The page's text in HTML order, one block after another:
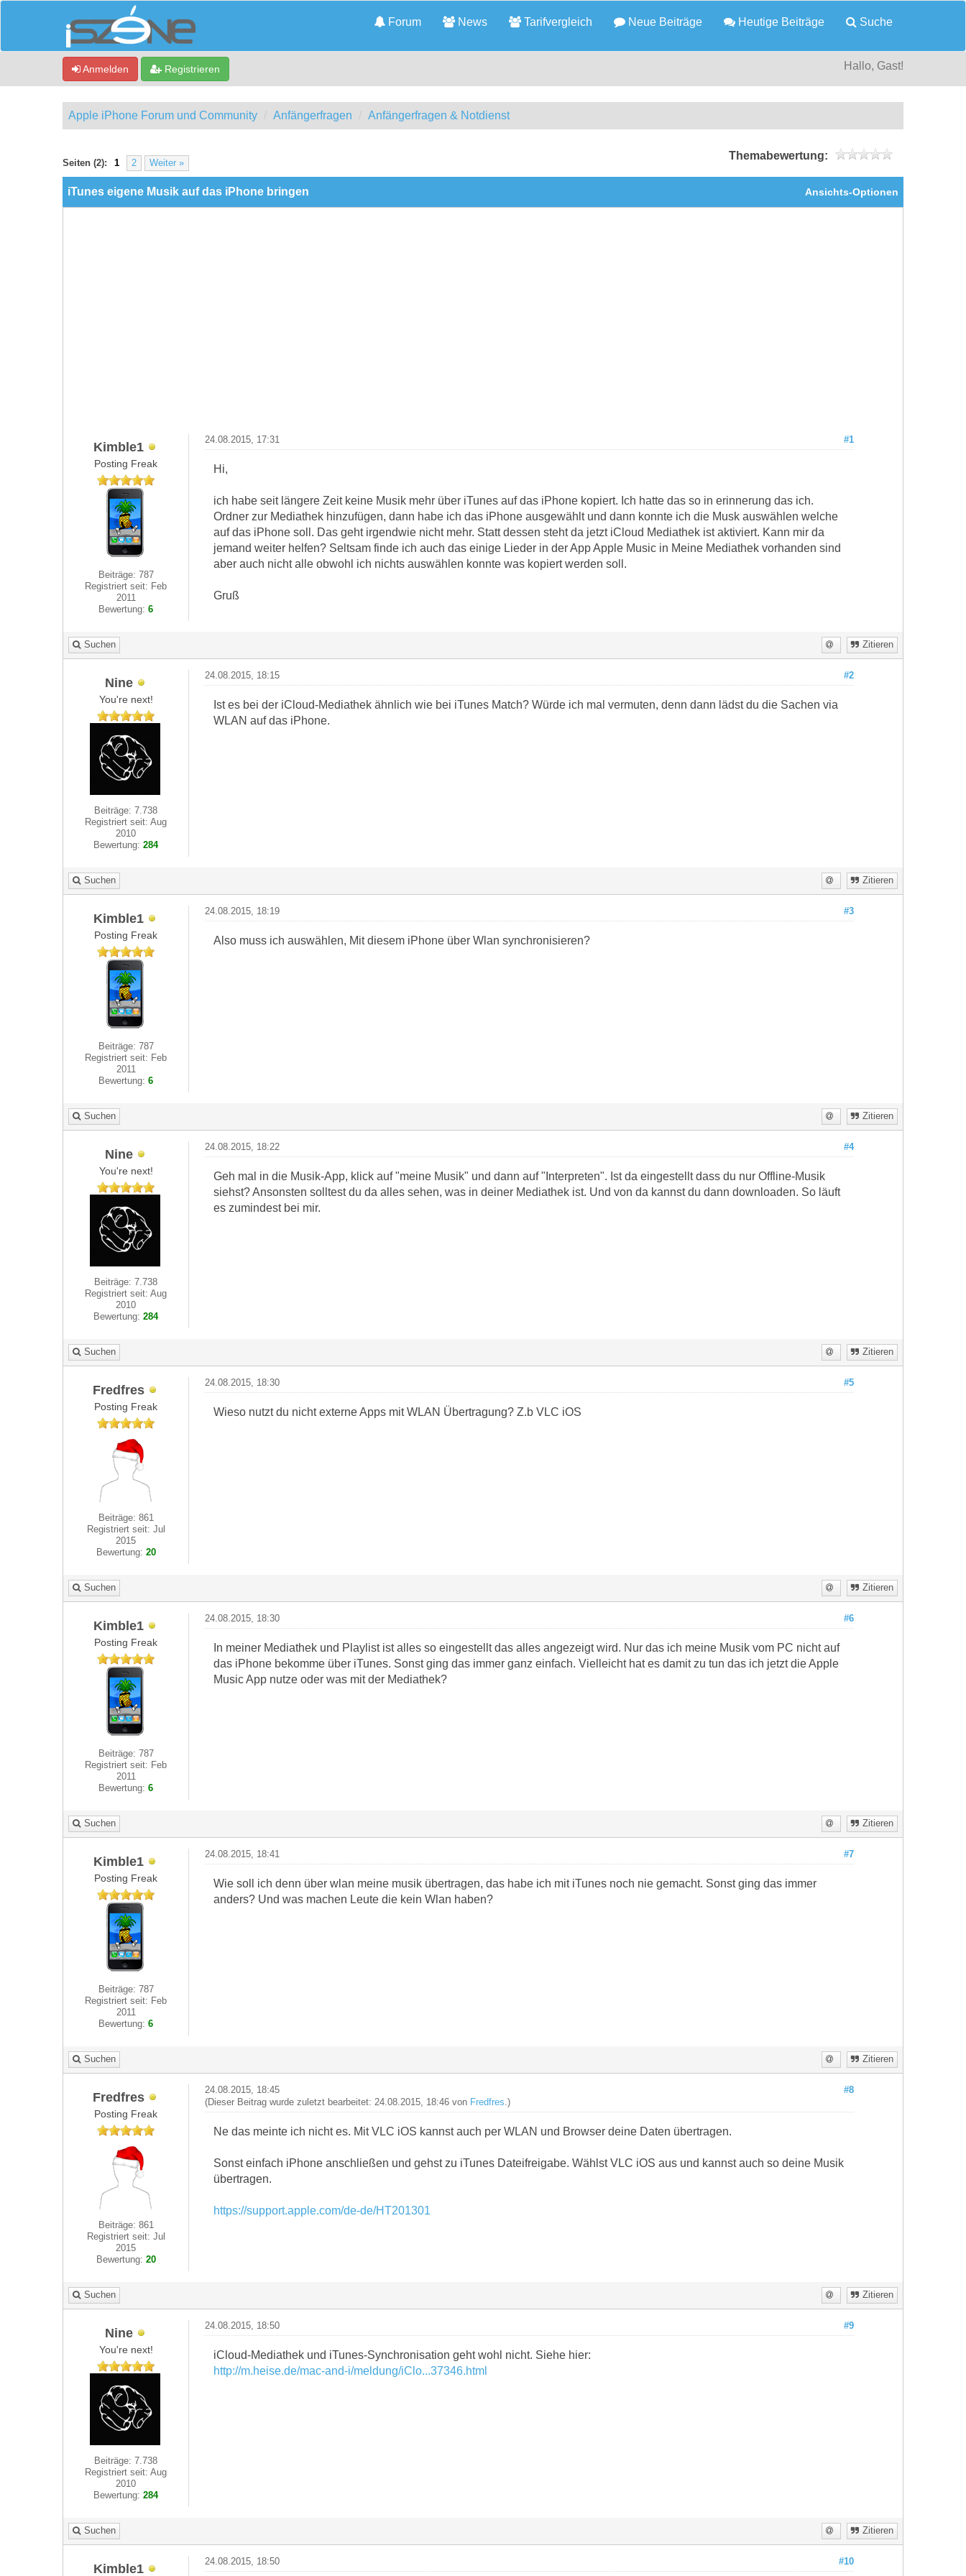
Forum News Tarifvergleich Neue Beiträge Heutige Beiträge Suche
Anmelden Registrieren Hallo, Gast!
Apple iPhone Forum und Community Anfängerfragen Anfängerfragen & Notdienst
Seiten (2): 1 2 Weiter »
Themabewertung:
0 Bewertung(en) - 0 im Durchschnitt
Ansichts-Optionen
iTunes eigene Musik auf das iPhone bringen
Kimble1
Posting Freak
Beiträge: 787
Registriert seit: Feb
2011
Bewertung:6
#1
24.08.2015, 17:31
Hi,
ich habe seit längere Zeit keine Musik mehr über iTunes auf das iPhone kopiert. Ich hatte das so in erinnerung das ich.
Ordner zur Mediathek hinzufügen, dann habe ich das iPhone ausgewählt und dann konnte ich die Musk auswählen welche
auf das iPhone soll. Das geht irgendwie nicht mehr. Statt dessen steht da jetzt iCloud Mediathek ist aktiviert. Kann mir da
jemand weiter helfen? Seltsam finde ich auch das einige Lieder in der App Apple Music in Meine Mediathek vorhanden sind
aber auch nicht alle obwohl ich nichts auswählen konnte was kopiert werden soll.
Gruß
Suchen Zitieren
Nine
You're next!
Beiträge: 7.738
Registriert seit: Aug
2010
Bewertung:284
#2
24.08.2015, 18:15
Ist es bei der iCloud-Mediathek ähnlich wie bei iTunes Match? Würde ich mal vermuten, denn dann lädst du die Sachen via
WLAN auf das iPhone.
Suchen Zitieren
Kimble1
Posting Freak
Beiträge: 787
Registriert seit: Feb
2011
Bewertung:6
#3
24.08.2015, 18:19
Also muss ich auswählen, Mit diesem iPhone über Wlan synchronisieren?
Suchen Zitieren
Nine
You're next!
Beiträge: 7.738
Registriert seit: Aug
2010
Bewertung:284
#4
24.08.2015, 18:22
Geh mal in die Musik-App, klick auf "meine Musik" und dann auf "Interpreten". Ist da eingestellt dass du nur Offline-Musik
siehst? Ansonsten solltest du da alles sehen, was in deiner Mediathek ist. Und von da kannst du dann downloaden. So läuft
es zumindest bei mir.
Suchen Zitieren
Fredfres
Posting Freak
Beiträge: 861
Registriert seit: Jul
2015
Bewertung: 20
#5
24.08.2015, 18:30
Wieso nutzt du nicht externe Apps mit WLAN Übertragung? Z.b VLC iOS
Suchen Zitieren
Kimble1
Posting Freak
Beiträge: 787
Registriert seit: Feb
2011
Bewertung:6
#6
24.08.2015, 18:30
In meiner Mediathek und Playlist ist alles so eingestellt das alles angezeigt wird. Nur das ich meine Musik vom PC nicht auf
das iPhone bekomme über iTunes. Sonst ging das immer ganz einfach. Vielleicht hat es damit zu tun das ich jetzt die Apple
Music App nutze oder was mit der Mediathek?
Suchen Zitieren
Kimble1
Posting Freak
Beiträge: 787
Registriert seit: Feb
2011
Bewertung:6
#7
24.08.2015, 18:41
Wie soll ich denn über wlan meine musik übertragen, das habe ich mit iTunes noch nie gemacht. Sonst ging das immer
anders? Und was machen Leute die kein Wlan haben?
Suchen Zitieren
Fredfres
Posting Freak
Beiträge: 861
Registriert seit: Jul
2015
Bewertung: 20
#8
24.08.2015, 18:45
(Dieser Beitrag wurde zuletzt bearbeitet: 24.08.2015, 18:46 von Fredfres .)
Ne das meinte ich nicht es. Mit VLC iOS kannst auch per WLAN und Browser deine Daten übertragen.
Sonst einfach iPhone anschließen und gehst zu iTunes Dateifreigabe. Wählst VLC iOS aus und kannst auch so deine Musik
übertragen.
https://support.apple.com/de-de/HT201301
Suchen Zitieren
Nine
You're next!
Beiträge: 7.738
Registriert seit: Aug
2010
Bewertung:284
#9
24.08.2015, 18:50
iCloud-Mediathek und iTunes-Synchronisation geht wohl nicht. Siehe hier:
http://m.heise.de/mac-and-i/meldung/iClo...37346.html
Suchen Zitieren
Kimble1 #10
24.08.2015, 18:50